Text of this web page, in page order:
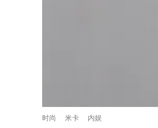
时尚 米卡 内娱